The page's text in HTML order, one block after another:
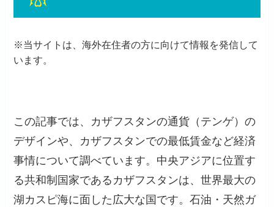
※当サイトは、海外在住者の方に向けて情報を発信して
います。
この記事では、カザフスタンの通貨（テンゲ）の
デザインや、カザフスタンでの最低賃金など経済
事情について調べています。中央アジアに位置す
る共和制国家であるカザフスタンは、世界最大の
湖カスピ海に面した広大な国です。石油・天然ガ